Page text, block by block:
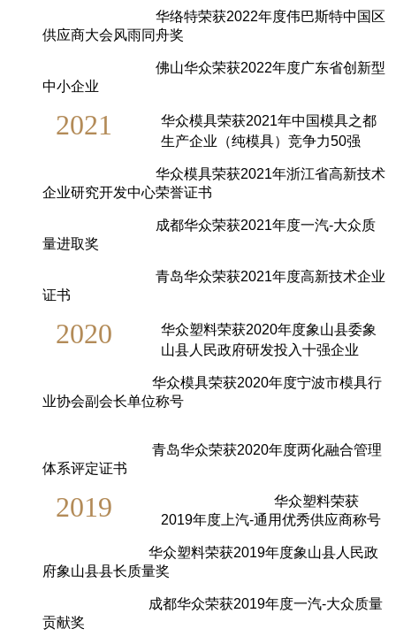
华络特荣获2022年度伟巴斯特中国区
供应商大会风雨同舟奖
佛山华众荣获2022年度广东省创新型
中小企业
2021
华众模具荣获2021年中国模具之都
生产企业（纯模具）竞争力50强
华众模具荣获2021年浙江省高新技术
企业研究开发中心荣誉证书
成都华众荣获2021年度一汽-大众质
量进取奖
青岛华众荣获2021年度高新技术企业
证书
2020
华众塑料荣获2020年度象山县委象
山县人民政府研发投入十强企业
华众模具荣获2020年度宁波市模具行
业协会副会长单位称号
青岛华众荣获2020年度两化融合管理
体系评定证书
2019
华众塑料荣获
2019年度上汽-通用优秀供应商称号
华众塑料荣获2019年度象山县人民政
府象山县县长质量奖
成都华众荣获2019年度一汽-大众质量
贡献奖